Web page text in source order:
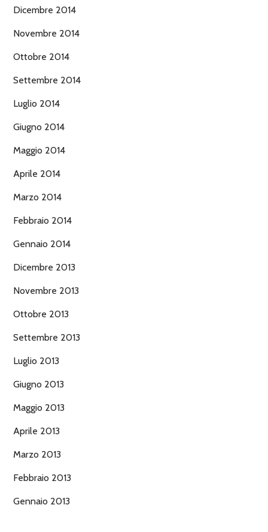
Dicembre 2014
Novembre 2014
Ottobre 2014
Settembre 2014
Luglio 2014
Giugno 2014
Maggio 2014
Aprile 2014
Marzo 2014
Febbraio 2014
Gennaio 2014
Dicembre 2013
Novembre 2013
Ottobre 2013
Settembre 2013
Luglio 2013
Giugno 2013
Maggio 2013
Aprile 2013
Marzo 2013
Febbraio 2013
Gennaio 2013